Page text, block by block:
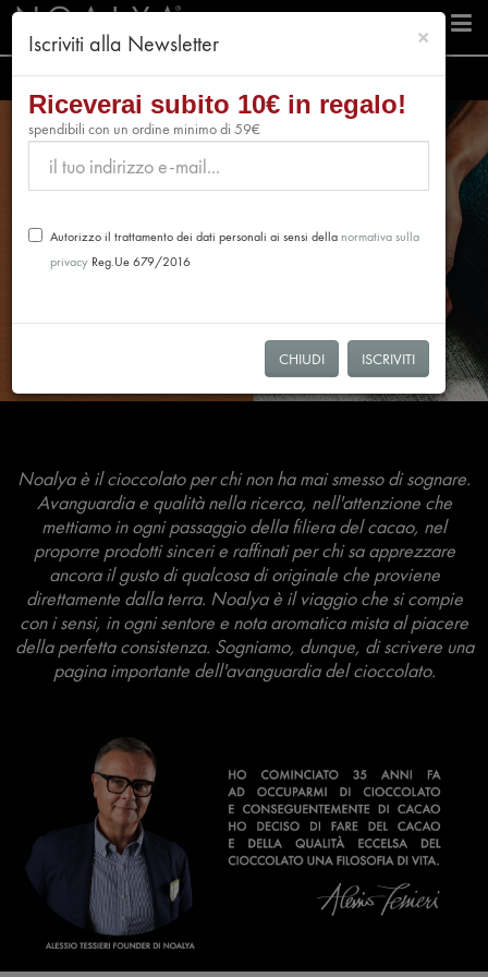
Noalya è il cioccolato per chi non ha mai smesso di sognare.
Avanguardia e qualità nella ricerca, nell'attenzione che
mettiamo in ogni passaggio della filiera del cacao, nel
proporre prodotti sinceri e raffinati per chi sa apprezzare
ancora il gusto di qualcosa di originale che proviene
direttamente dalla terra. Noalya è il viaggio che si compie
con i sensi, in ogni sentore e nota aromatica mista al piacere
della perfetta consistenza. Sogniamo, dunque, di scrivere una
pagina importante dell'avanguardia del cioccolato.
× chiudi
Iscriviti alla Newsletter
Riceverai subito 10€ in regalo!
spendibili con un ordine minimo di 59€
Autorizzo il trattamento dei dati personali ai sensi dellanormativa sulla
privacy Reg.Ue 679/2016
CHIUDI ISCRIVITI